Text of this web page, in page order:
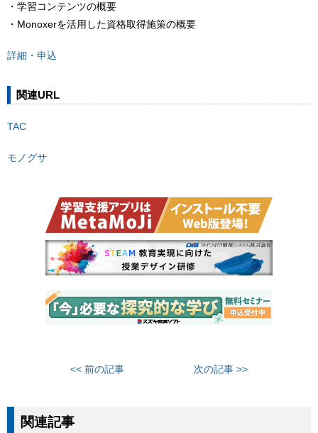
・学習コンテンツの概要
・Monoxerを活用した資格取得施策の概要
詳細・申込
関連URL
TAC
モノグサ
<< 前の記事 次の記事 >>
関連記事